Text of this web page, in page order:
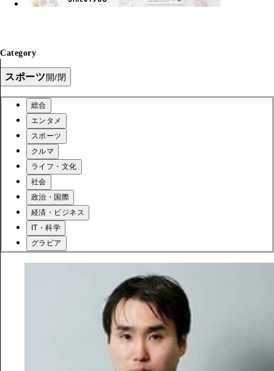
Category
スポーツ開/閉
総合
エンタメ
スポーツ
クルマ
ライフ・文化
社会
政治・国際
経済・ビジネス
IT・科学
グラビア